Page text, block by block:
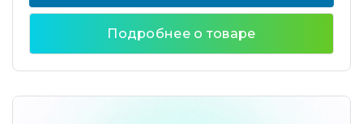
Подробнее о товаре